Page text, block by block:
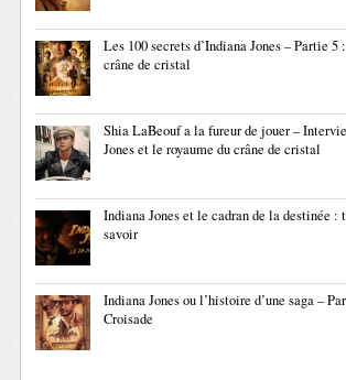
Les 100 secrets d’Indiana Jones – Partie 5
crâne de cristal
Shia LaBeouf a la fureur de jouer –
Jones et le royaume du crâne de cristal
Indiana Jones et le cadran de la destinée :
savoir
Indiana Jones ou l’histoire d’une saga –
Croisade